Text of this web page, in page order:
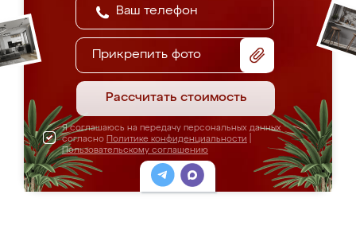
Прикрепить фото
Рассчитать стоимость
Я соглашаюсь на передачу персональных данных
согласно Политике конфиденциальности
Пользовательскому соглашению